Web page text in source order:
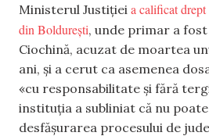
Ministerul Justiției a calificat
din Boldurești, unde primar a
Ciochină, acuzat de moartea
ani, și a cerut ca asemenea
«cu responsabilitate și fără
instituția a subliniat că nu
desfășurarea procesului de